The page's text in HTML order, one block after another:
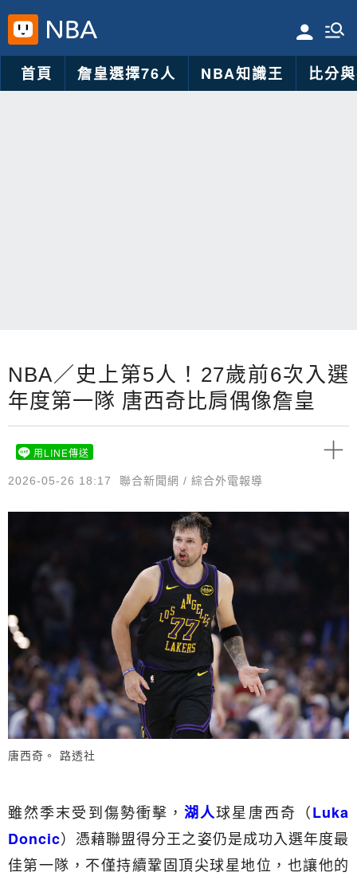
首頁 詹皇選擇76人 NBA知識王 比分
NBA／史上第5人！27歲前6次入選
年度第一隊 唐西奇比肩偶像詹皇
2026-05-26 18:17 聯合新聞網 / 綜合外電報導
用LINE傳送
唐西奇。 路透社
雖然季末受到傷勢衝擊，湖人球星唐西奇（Luka
Doncic）憑藉聯盟得分王之姿仍是成功入選年度最
佳第一隊，不僅持續鞏固頂尖球星地位，也讓他的